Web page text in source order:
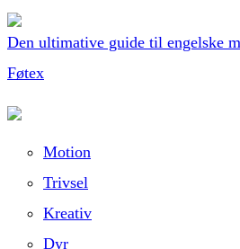
Den ultimative guide til engelske
Føtex
Motion
Trivsel
Kreativ
Dyr